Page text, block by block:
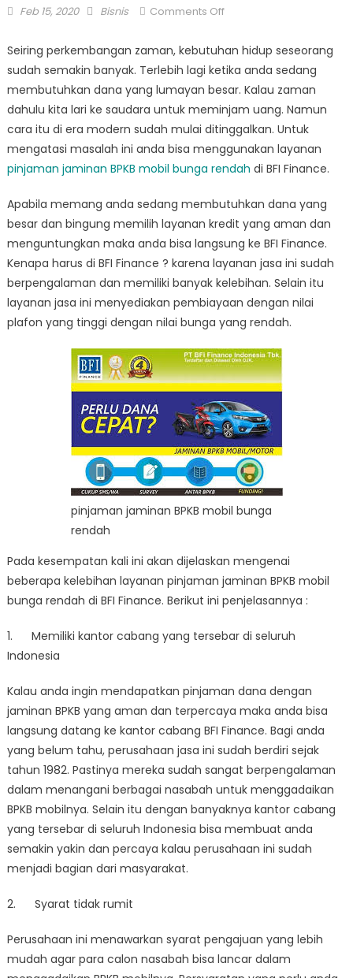
Posted
Feb 15, 2020 Author
Bisnis Comments Offon
Pinjaman
dengan
Jaminan
Mobil
di
BFI
Seiring perkembangan zaman, kebutuhan hidup seseorang
sudah semakin banyak. Terlebih lagi ketika anda sedang
membutuhkan dana yang lumayan besar. Kalau zaman
dahulu kita lari ke saudara untuk meminjam uang. Namun
cara itu di era modern sudah mulai ditinggalkan. Untuk
mengatasi masalah ini anda bisa menggunakan layanan
pinjaman jaminan BPKB mobil bunga rendah di BFI Finance.
Apabila memang anda sedang membutuhkan dana yang
besar dan bingung memilih layanan kredit yang aman dan
menguntungkan maka anda bisa langsung ke BFI Finance.
Kenapa harus di BFI Finance ? karena layanan jasa ini sudah
berpengalaman dan memiliki banyak kelebihan. Selain itu
layanan jasa ini menyediakan pembiayaan dengan nilai
plafon yang tinggi dengan nilai bunga yang rendah.
pinjaman jaminan BPKB mobil bunga
rendah
Pada kesempatan kali ini akan dijelaskan mengenai
beberapa kelebihan layanan pinjaman jaminan BPKB mobil
bunga rendah di BFI Finance. Berikut ini penjelasannya :
1. Memiliki kantor cabang yang tersebar di seluruh
Indonesia
Kalau anda ingin mendapatkan pinjaman dana dengan
jaminan BPKB yang aman dan terpercaya maka anda bisa
langsung datang ke kantor cabang BFI Finance. Bagi anda
yang belum tahu, perusahaan jasa ini sudah berdiri sejak
tahun 1982. Pastinya mereka sudah sangat berpengalaman
dalam menangani berbagai nasabah untuk menggadaikan
BPKB mobilnya. Selain itu dengan banyaknya kantor cabang
yang tersebar di seluruh Indonesia bisa membuat anda
semakin yakin dan percaya kalau perusahaan ini sudah
menjadi bagian dari masyarakat.
2. Syarat tidak rumit
Perusahaan ini menawarkan syarat pengajuan yang lebih
mudah agar para calon nasabah bisa lancar dalam